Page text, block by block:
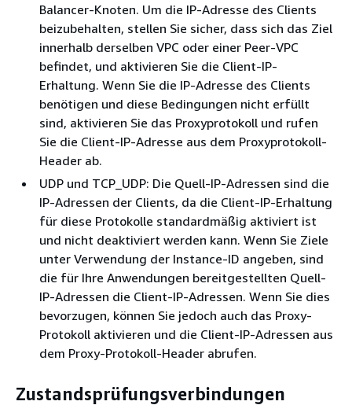
Balancer-Knoten. Um die IP-Adresse des Clients
beizubehalten, stellen Sie sicher, dass sich das Ziel
innerhalb derselben VPC oder einer Peer-VPC
befindet, und aktivieren Sie die Client-IP-
Erhaltung. Wenn Sie die IP-Adresse des Clients
benötigen und diese Bedingungen nicht erfüllt
sind, aktivieren Sie das Proxyprotokoll und rufen
Sie die Client-IP-Adresse aus dem Proxyprotokoll-
Header ab.
UDP und TCP_UDP: Die Quell-IP-Adressen sind die
IP-Adressen der Clients, da die Client-IP-Erhaltung
für diese Protokolle standardmäßig aktiviert ist
und nicht deaktiviert werden kann. Wenn Sie Ziele
unter Verwendung der Instance-ID angeben, sind
die für Ihre Anwendungen bereitgestellten Quell-
IP-Adressen die Client-IP-Adressen. Wenn Sie dies
bevorzugen, können Sie jedoch auch das Proxy-
Protokoll aktivieren und die Client-IP-Adressen aus
dem Proxy-Protokoll-Header abrufen.
Zustandsprüfungsverbindungen